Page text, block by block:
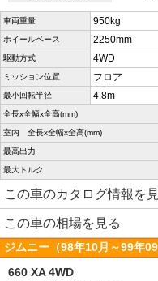
車両重量 950kg
ホイールベース 2250mm
駆動方式 4WD
ミッション位置 フロア
最小回転半径 4.8m
全長x全幅x全高(mm)
室内 全長x全幅x全高(mm)
最高出力
最大トルク
この車のカタログ情報を
この車の相場を見る
ジムニー（98年10月～99年
660 XA 4WD